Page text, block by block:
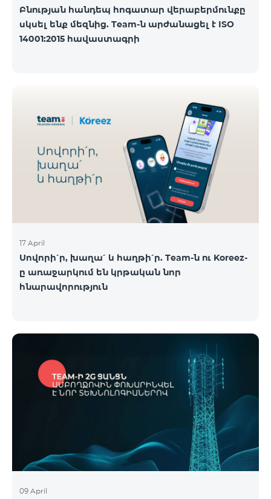
Բնության հանդեպ հոգատար վերաբերմունքը
սկսել ենք մեզնից. Team-ն արժանացել է ISO
14001:2015 հավաստագրի
17 April
Սովորի՛ր, խաղա՛ և հաղթի՛ր. Team-ն ու Koreez-
ը առաջարկում են կրթական նոր
հնարավորություն
09 April